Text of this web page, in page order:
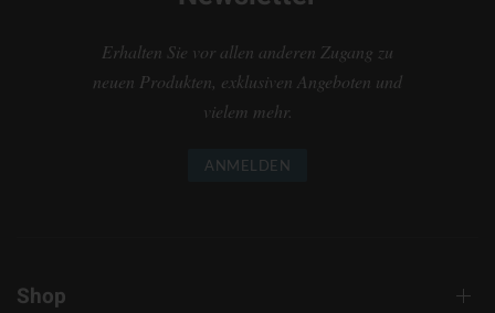
Erhalten Sie vor allen anderen Zugang zu
neuen Produkten, exklusiven Angeboten und
vielem mehr.
ANMELDEN
Shop